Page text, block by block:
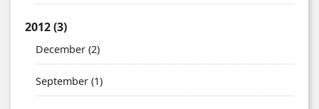
2012(3)
December (2)
September (1)